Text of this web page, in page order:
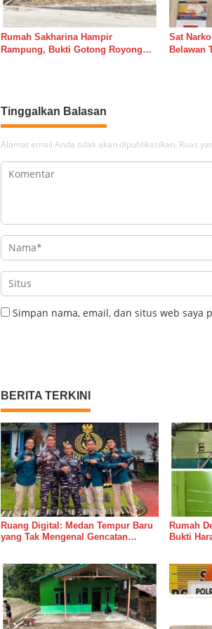
Rumah Sakharina Hampir
Rampung, Bukti Gotong Royong
Sat
Belawan
Tinggalkan Balasan
Alamat email Anda tidak akan dipublikasikan. Ruas
Simpan nama, email, dan situs web
BERITA TERKINI
Ruang Digital: Medan Tempur Baru
yang Tak Mengenal Gencatan
Rumah
Bukti